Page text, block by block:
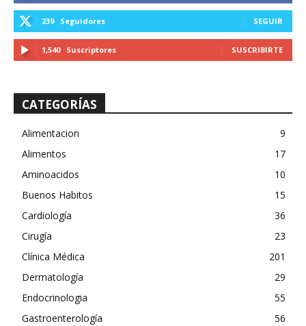
239 Seguidores SEGUIR
1,540 Suscriptores SUSCRIBIRTE
CATEGORÍAS
Alimentacion
9
Alimentos
17
Aminoacidos
10
Buenos Habitos
15
Cardiología
36
Cirugía
23
Clínica Médica
201
Dermatología
29
Endocrinologia
55
Gastroenterología
56